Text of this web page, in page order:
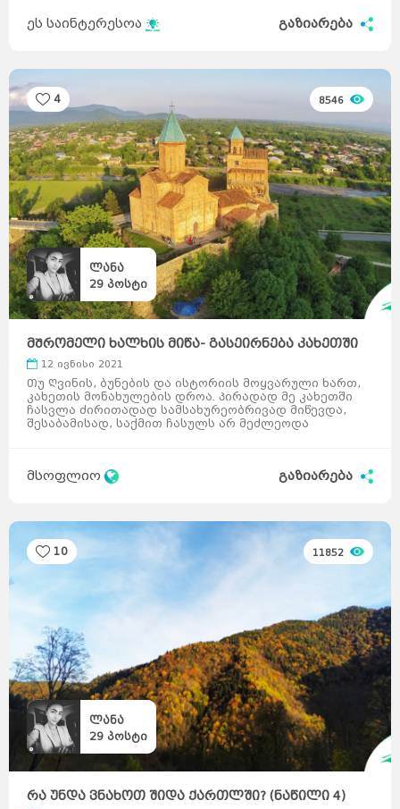
ეს საინტერესოა გაზიარება
ლანა
29 პოსტი
4 8546
მᲨრომელი ხალხის მიწა- გასეირნება კახეთში
12 ივნისი 2021
Თუ Ღვინის, ბუნების და ისტორიის მოყვარული ხართ,
კახეთის მონახულების დროა. Პირადად მე კახეთში
ჩასვლა ძირითადად სამსახურეობრივად მიწევდა,
შესაბამისად, საქმით ჩასულს არ მეძლეოდა
მსოფლიო გაზიარება
ლანა
29 პოსტი
10 11852
რა უნდა ვნახოთ შიდა ქართლში? (ნაწილი 4)